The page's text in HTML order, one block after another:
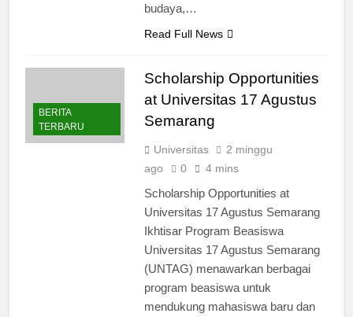
budaya,…
Read Full News
BERITA
TERBARU
Scholarship Opportunities
at Universitas 17 Agustus
Semarang
Universitas
2 minggu
ago
0 4 mins
Scholarship Opportunities at
Universitas 17 Agustus Semarang
Ikhtisar Program Beasiswa
Universitas 17 Agustus Semarang
(UNTAG) menawarkan berbagai
program beasiswa untuk
mendukung mahasiswa baru dan